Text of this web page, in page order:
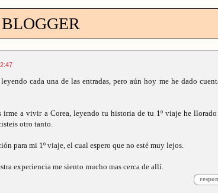
cada una de las entradas, pero aún hoy me he dado
irme a vivir a Corea, leyendo tu historia de tu 1º viaje he llorado
otro tanto.
para mi 1º viaje, el cual espero que no esté muy lejos.
experiencia me siento mucho mas cerca de allí.